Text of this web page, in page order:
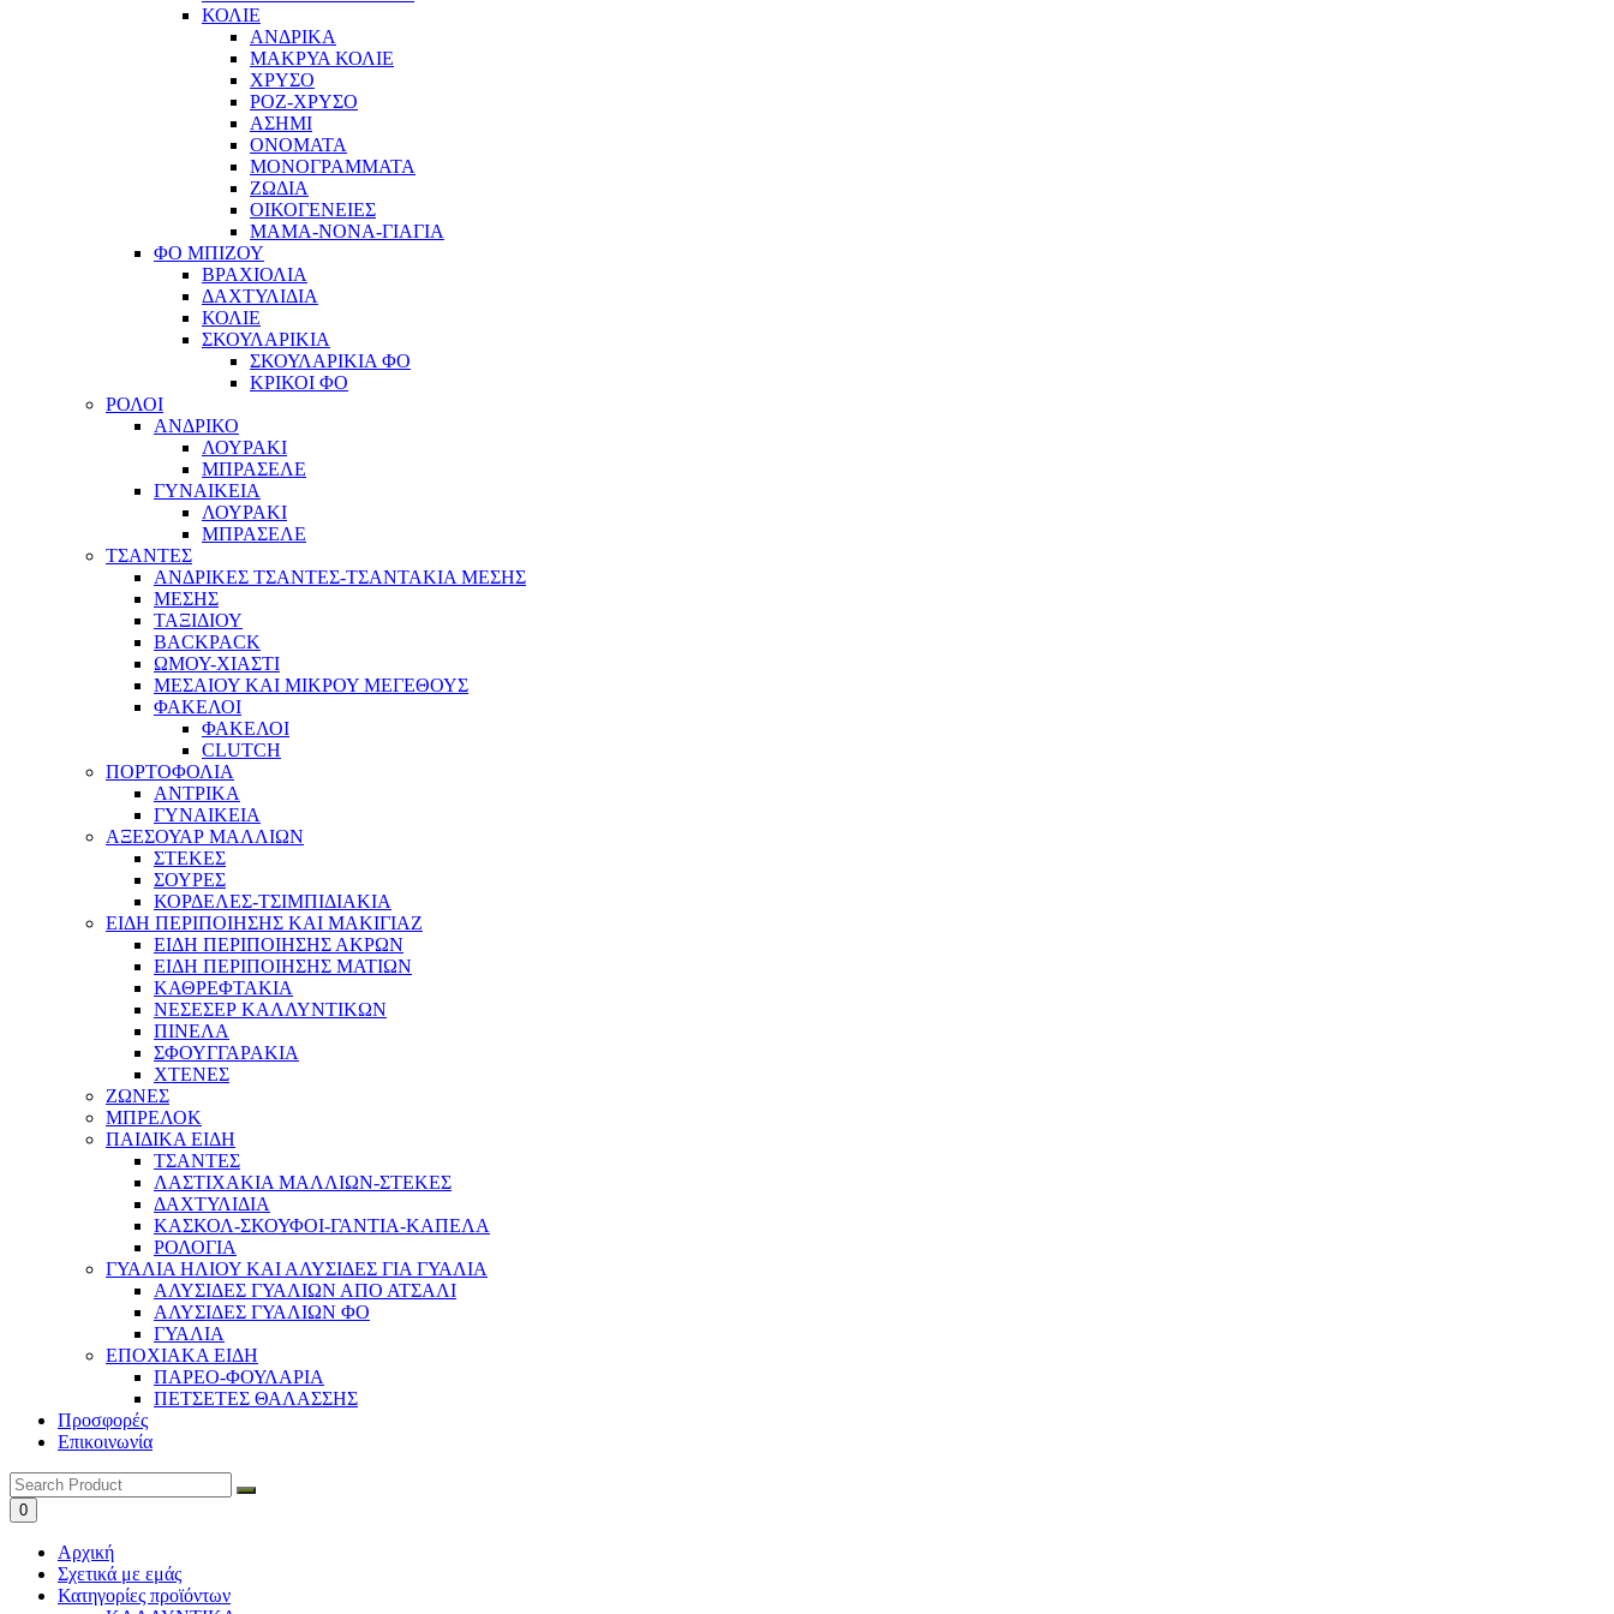
ΚΟΛΙΕ
ΑΝΔΡΙΚΑ
ΜΑΚΡΥΑ ΚΟΛΙΕ
ΧΡΥΣΟ
ΡΟΖ-ΧΡΥΣΟ
ΑΣΗΜΙ
ΟΝΟΜΑΤΑ
ΜΟΝΟΓΡΑΜΜΑΤΑ
ΖΩΔΙΑ
ΟΙΚΟΓΕΝΕΙΕΣ
ΜΑΜΑ-ΝΟΝΑ-ΓΙΑΓΙΑ
ΦΟ ΜΠΙΖΟΥ
ΒΡΑΧΙΟΛΙΑ
ΔΑΧΤΥΛΙΔΙΑ
ΚΟΛΙΕ
ΣΚΟΥΛΑΡΙΚΙΑ
ΣΚΟΥΛΑΡΙΚΙΑ ΦΟ
ΚΡΙΚΟΙ ΦΟ
ΡΟΛΟΙ
ΑΝΔΡΙΚΟ
ΛΟΥΡΑΚΙ
ΜΠΡΑΣΕΛΕ
ΓΥΝΑΙΚΕΙΑ
ΛΟΥΡΑΚΙ
ΜΠΡΑΣΕΛΕ
ΤΣΑΝΤΕΣ
ΑΝΔΡΙΚΕΣ ΤΣΑΝΤΕΣ-ΤΣΑΝΤΑΚΙΑ ΜΕΣΗΣ
ΜΕΣΗΣ
ΤΑΞΙΔΙΟΥ
BACKPACK
ΩΜΟΥ-ΧΙΑΣΤΙ
ΜΕΣΑΙΟΥ ΚΑΙ ΜΙΚΡΟΥ ΜΕΓΕΘΟΥΣ
ΦΑΚΕΛΟΙ
ΦΑΚΕΛΟΙ
CLUTCH
ΠΟΡΤΟΦΟΛΙΑ
ΑΝΤΡΙΚΑ
ΓΥΝΑΙΚΕΙΑ
ΑΞΕΣΟΥΑΡ ΜΑΛΛΙΩΝ
ΣΤΕΚΕΣ
ΣΟΥΡΕΣ
ΚΟΡΔΕΛΕΣ-ΤΣΙΜΠΙΔΙΑΚΙΑ
ΕΙΔΗ ΠΕΡΙΠΟΙΗΣΗΣ ΚΑΙ ΜΑΚΙΓΙΑΖ
ΕΙΔΗ ΠΕΡΙΠΟΙΗΣΗΣ ΑΚΡΩΝ
ΕΙΔΗ ΠΕΡΙΠΟΙΗΣΗΣ ΜΑΤΙΩΝ
ΚΑΘΡΕΦΤΑΚΙΑ
ΝΕΣΕΣΕΡ ΚΑΛΛΥΝΤΙΚΩΝ
ΠΙΝΕΛΑ
ΣΦΟΥΓΓΑΡΑΚΙΑ
ΧΤΕΝΕΣ
ΖΩΝΕΣ
ΜΠΡΕΛΟΚ
ΠΑΙΔΙΚΑ ΕΙΔΗ
ΤΣΑΝΤΕΣ
ΛΑΣΤΙΧΑΚΙΑ ΜΑΛΛΙΩΝ-ΣΤΕΚΕΣ
ΔΑΧΤΥΛΙΔΙΑ
ΚΑΣΚΟΛ-ΣΚΟΥΦΟΙ-ΓΑΝΤΙΑ-ΚΑΠΕΛΑ
ΡΟΛΟΓΙΑ
ΓΥΑΛΙΑ ΗΛΙΟΥ ΚΑΙ ΑΛΥΣΙΔΕΣ ΓΙΑ ΓΥΑΛΙΑ
ΑΛΥΣΙΔΕΣ ΓΥΑΛΙΩΝ ΑΠΟ ΑΤΣΑΛΙ
ΑΛΥΣΙΔΕΣ ΓΥΑΛΙΩΝ ΦΟ
ΓΥΑΛΙΑ
ΕΠΟΧΙΑΚΑ ΕΙΔΗ
ΠΑΡΕΟ-ΦΟΥΛΑΡΙΑ
ΠΕΤΣΕΤΕΣ ΘΑΛΑΣΣΗΣ
Προσφορές
Επικοινωνία
0
Αρχική
Σχετικά με εμάς
Κατηγορίες προϊόντων